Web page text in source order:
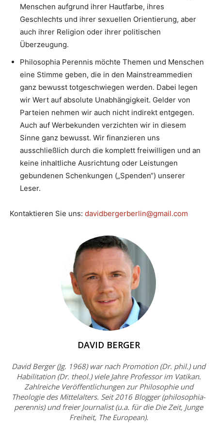
Menschen aufgrund ihrer Hautfarbe, ihres
Geschlechts und ihrer sexuellen Orientierung, aber
auch ihrer Religion oder ihrer politischen
Überzeugung.
Philosophia Perennis möchte Themen und Menschen
eine Stimme geben, die in den Mainstreammedien
ganz bewusst totgeschwiegen werden. Dabei legen
wir Wert auf absolute Unabhängigkeit. Gelder von
Parteien nehmen wir auch nicht indirekt entgegen.
Auch auf Werbekunden verzichten wir in diesem
Sinne ganz bewusst. Wir finanzieren uns
ausschließlich durch die komplett freiwilligen und an
keine inhaltliche Ausrichtung oder Leistungen
gebundenen Schenkungen („Spenden“) unserer
Leser.
Kontaktieren Sie uns: davidbergerberlin@gmail.com
DAVID BERGER
David Berger (Jg. 1968) war nach Promotion (Dr. phil.) und
Habilitation (Dr. theol.) viele Jahre Professor im Vatikan.
Zahlreiche Veröffentlichungen zur Philosophie und
Theologie des Mittelalters. Seit 2016 Blogger (philosophia-
perennis) und freier Journalist (u.a. für die Die Zeit, Junge
Freiheit, The European).